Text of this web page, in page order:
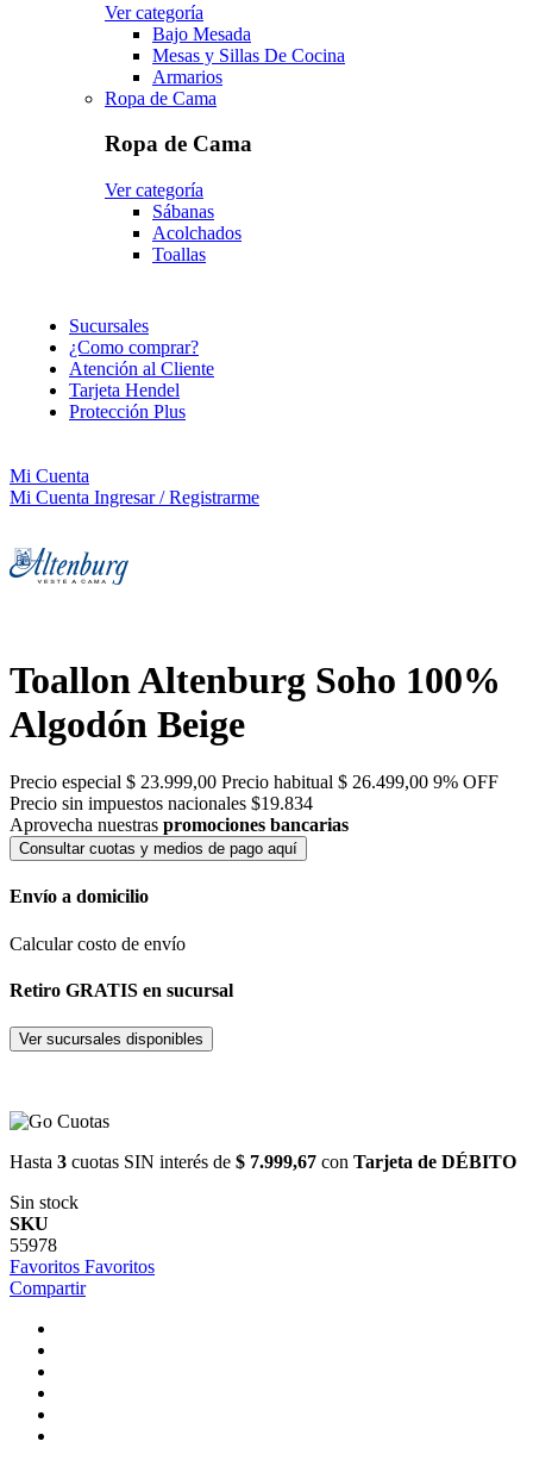
Ver categoría
Bajo Mesada
Mesas y Sillas De Cocina
Armarios
Ropa de Cama
Ropa de Cama
Ver categoría
Sábanas
Acolchados
Toallas
Sucursales
¿Como comprar?
Atención al Cliente
Tarjeta Hendel
Protección Plus
Mi Cuenta
Mi Cuenta Ingresar / Registrarme
Toallon Altenburg Soho 100%
Algodón Beige
Precio especial $ 23.999,00 Precio habitual $ 26.499,00 9% OFF
Precio sin impuestos nacionales $19.834
Aprovecha nuestras promociones bancarias
Consultar cuotas y medios de pago aquí
Envío a domicilio
Calcular costo de envío
Retiro GRATIS en sucursal
Ver sucursales disponibles
Hasta 3 cuotas SIN interés de $ 7.999,67 con Tarjeta de DÉBITO
Sin stock
SKU
55978
Favoritos Favoritos
Compartir